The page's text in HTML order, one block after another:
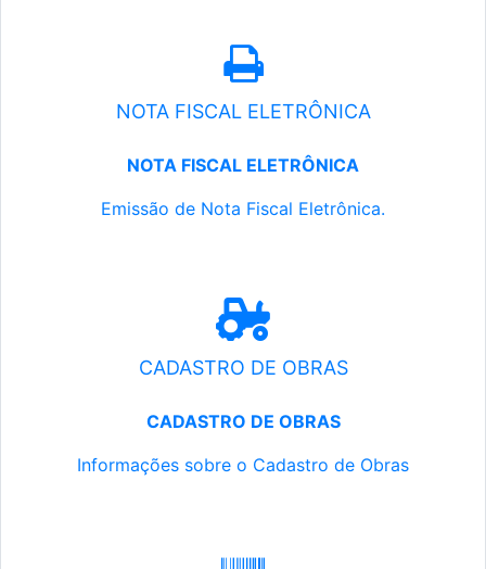
NOTA FISCAL ELETRÔNICA
NOTA FISCAL ELETRÔNICA
Emissão de Nota Fiscal Eletrônica.
CADASTRO DE OBRAS
CADASTRO DE OBRAS
Informações sobre o Cadastro de Obras